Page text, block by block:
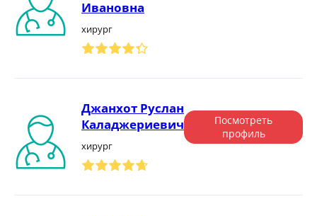
Ивановна
хирург
Джанхот Руслан
Каладжериевич
хирург
Посмотреть
профиль